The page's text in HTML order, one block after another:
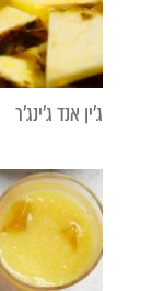
ג'ין אנד ג'ינג'ר